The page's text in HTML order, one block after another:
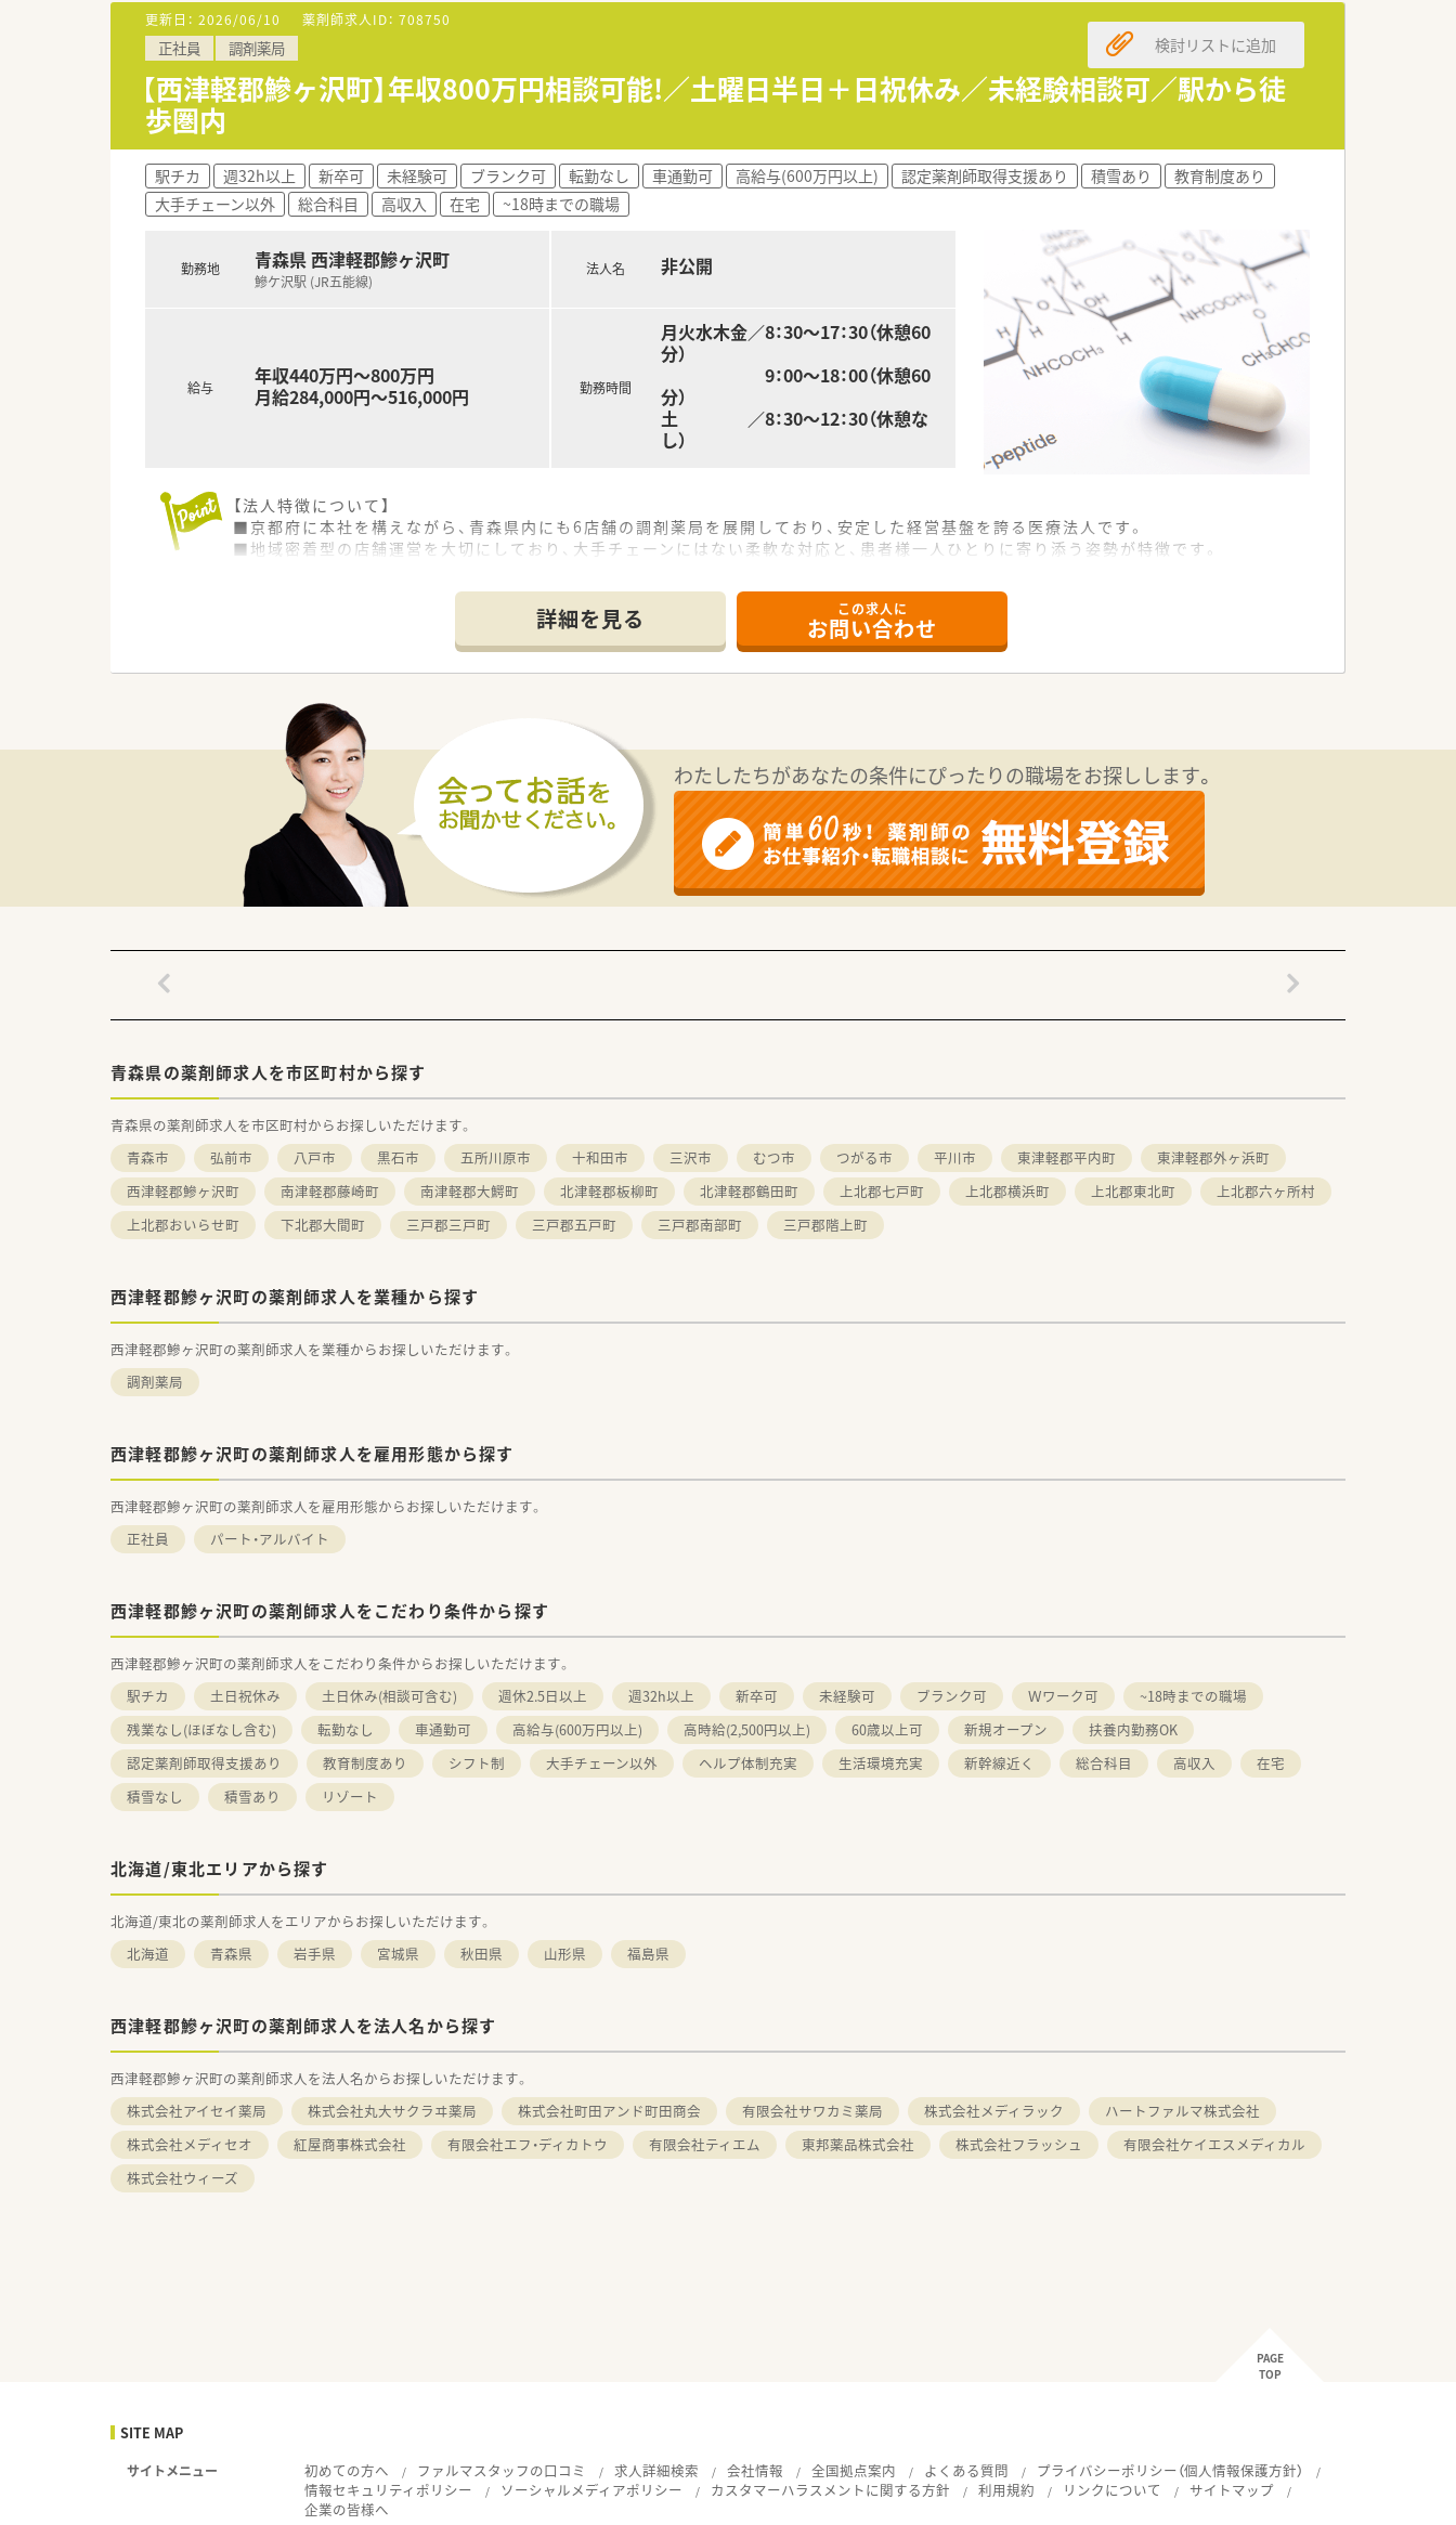
【想定されるキャリアイメージ】
■総合科目に対応する調剤スキルを磨きながら、認定薬剤師の取得支援制度を活用して、専門性をさらに高めていけます。
■在宅医療の現場で経験を積むことにより、これからの時代に求められる在宅特化型の薬剤師としてのキャリアを築けます。
■教育制度が充実しているため、将来的には店舗運営や後輩の育成に携わる管理薬剤師へのステップアップも目指せます。
更新日： 2026/06/10 薬剤師求人ID： 708750
正社員 調剤薬局
【西津軽郡鰺ヶ沢町】年収800万円相談可能!／土曜日半日＋日祝休み／未経験相談可／駅から徒
歩圏内
検討リストに追加
駅チカ 週32h以上 新卒可 未経験可 ブランク可 転勤なし 車通勤可 高給与(600万円以上) 認定薬剤師取得支援あり 積雪あり
教育制度あり
大手チェーン以外
総合科目 高収入 在宅 ~18時までの職場
勤務地 青森県 西津軽郡鰺ヶ沢町
鰺ケ沢駅 (JR五能線)
給与
年収440万円～800万円
月給284,000円～516,000円
法人名 非公開
勤務時間
月火水木金／8：30～17：30（休憩60
分）
9：00～18：00（休憩60
分）
土 ／8：30～12：30（休憩な
し）
【法人特徴について】
■京都府に本社を構えながら、青森県内にも6店舗の調剤薬局を展開しており、安定した経営基盤を誇る医療法人です。
■地域密着型の店舗運営を大切にしており、大手チェーンにはない柔軟な対応と、患者様一人ひとりに寄り添う姿勢が特徴です。
■JR五能線の鰺ケ沢駅から徒歩13分ほどの場所に位置しており、お車での通勤も可能な利便性の高い環境が整っています。
■近隣の総合病院から内科や外科を含む多科目の処方箋を応需しており、幅広い知識を習得することが可能です。
■薬剤師複数名体制で業務を分担しており、事務スタッフとの連携も円滑で、一人ひとりの負担が少ない体制を構築しています。
【求人情報について】
■正社員として安定して働きたい方を募集しており、年収は440万円から最大800万円という高待遇での提示が可能です。
■昇給は年1回、賞与は年2回で合計3.5ヶ月分の実績があるなど、日々の頑張りがしっかりと給与に反映される仕組みです。
■転勤の心配がないため、腰を据えて地域の方々と信頼関係を築きながら、長期的なキャリアを形成することが可能になります。
【想定されるキャリアイメージ】
■総合科目に対応する調剤スキルを磨きながら、認定薬剤師の取得支援制度を活用して、専門性をさらに高めていけます。
■在宅医療の現場で経験を積むことにより、これからの時代に求められる在宅特化型の薬剤師としてのキャリアを築けます。
■教育制度が充実しているため、将来的には店舗運営や後輩の育成に携わる管理薬剤師へのステップアップも目指せます。
詳細を見る この求人に
お問い合わせ
わたしたちがあなたの条件にぴったりの職場をお探しします。
青森県の薬剤師求人を市区町村から探す
青森県の薬剤師求人を市区町村からお探しいただけます。
青森市
弘前市 八戸市 黒石市 五所川原市 十和田市 三沢市 むつ市 つがる市 平川市 東津軽郡平内町
東津軽郡外ヶ浜町
西津軽郡鰺ヶ沢町
南津軽郡藤崎町 南津軽郡大鰐町 北津軽郡板柳町 北津軽郡鶴田町 上北郡七戸町 上北郡横浜町 上北郡東北町
上北郡六ヶ所村
上北郡おいらせ町
下北郡大間町 三戸郡三戸町 三戸郡五戸町 三戸郡南部町 三戸郡階上町
西津軽郡鰺ヶ沢町の薬剤師求人を業種から探す
西津軽郡鰺ヶ沢町の薬剤師求人を業種からお探しいただけます。
調剤薬局
西津軽郡鰺ヶ沢町の薬剤師求人を雇用形態から探す
西津軽郡鰺ヶ沢町の薬剤師求人を雇用形態からお探しいただけます。
正社員
パート・アルバイト
西津軽郡鰺ヶ沢町の薬剤師求人をこだわり条件から探す
西津軽郡鰺ヶ沢町の薬剤師求人をこだわり条件からお探しいただけます。
駅チカ
土日祝休み 土日休み(相談可含む) 週休2.5日以上 週32h以上 新卒可 未経験可 ブランク可 Ｗワーク可
~18時までの職場
残業なし(ほぼなし含む)
転勤なし 車通勤可 高給与(600万円以上) 高時給(2,500円以上) 60歳以上可 新規オープン
扶養内勤務OK
認定薬剤師取得支援あり
教育制度あり シフト制 大手チェーン以外 ヘルプ体制充実 生活環境充実 新幹線近く 総合科目 高収入
在宅
積雪なし
積雪あり リゾート
北海道/東北エリアから探す
北海道/東北の薬剤師求人をエリアからお探しいただけます。
北海道
青森県 岩手県 宮城県 秋田県 山形県 福島県
西津軽郡鰺ヶ沢町の薬剤師求人を法人名から探す
西津軽郡鰺ヶ沢町の薬剤師求人を法人名からお探しいただけます。
株式会社アイセイ薬局
株式会社丸大サクラヰ薬局 株式会社町田アンド町田商会 有限会社サワカミ薬局 株式会社メディラック
ハートファルマ株式会社
株式会社メディセオ
紅屋商事株式会社 有限会社エフ・ディカトウ 有限会社ティエム 東邦薬品株式会社 株式会社フラッシュ
有限会社ケイエスメディカル
株式会社ウィーズ
PAGE
TOP
SITE MAP
サイトメニュー 初めての方へ ファルマスタッフの口コミ 求人詳細検索 会社情報 全国拠点案内 よくある質問
プライバシーポリシー（個人情報保護方針）
情報セキュリティポリシー
ソーシャルメディアポリシー カスタマーハラスメントに関する方針 利用規約 リンクについて
サイトマップ
企業の皆様へ